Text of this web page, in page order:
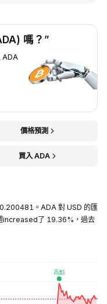
嗎？”
ADA
價格預測
買入 ADA
。ADA 對 USD 的匯
increased了 19.36%，過去